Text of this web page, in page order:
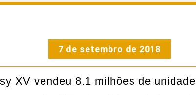
7 de setembro de 2018
XV vendeu 8.1 milhões de